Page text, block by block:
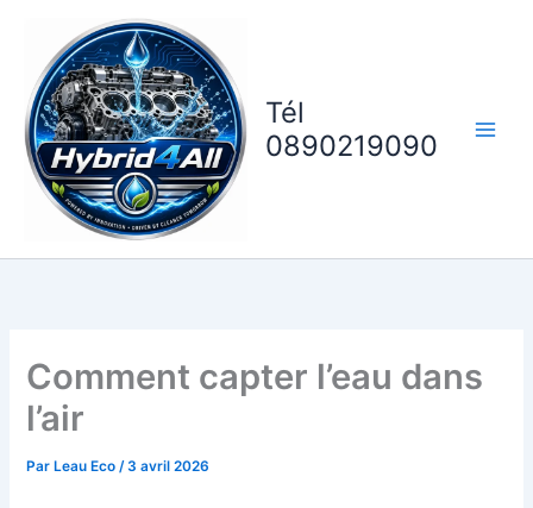
contenu
Tél
0890219090
Comment capter l’eau dans
l’air
ParLeau Eco /3 avril 2026